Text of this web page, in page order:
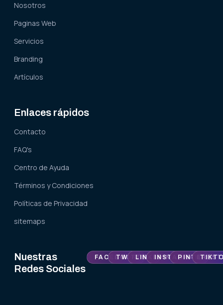
Nosotros
Paginas Web
Servicios
Branding
Artículos
Enlaces rápidos
Contacto
FAQ's
Centro de Ayuda
Términos y Condiciones
Políticas de Privacidad
sitemaps
Nuestras
Redes Sociales
FACEBOOK
TWITTERLINKEDININSTAGRAMPINTEREST